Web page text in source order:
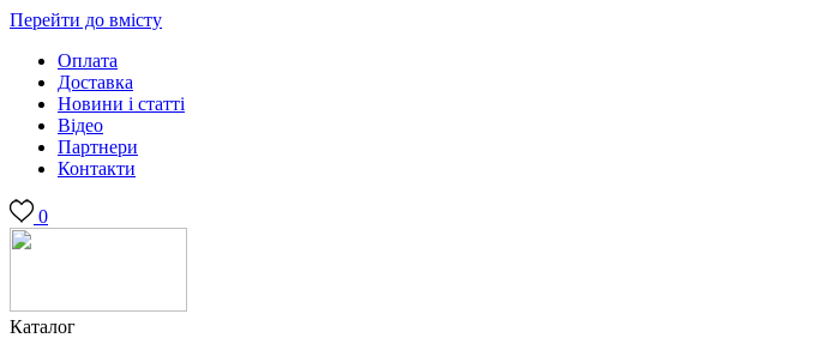
Перейти до вмісту
Оплата
Доставка
Новини і статті
Відео
Партнери
Контакти
0
Каталог